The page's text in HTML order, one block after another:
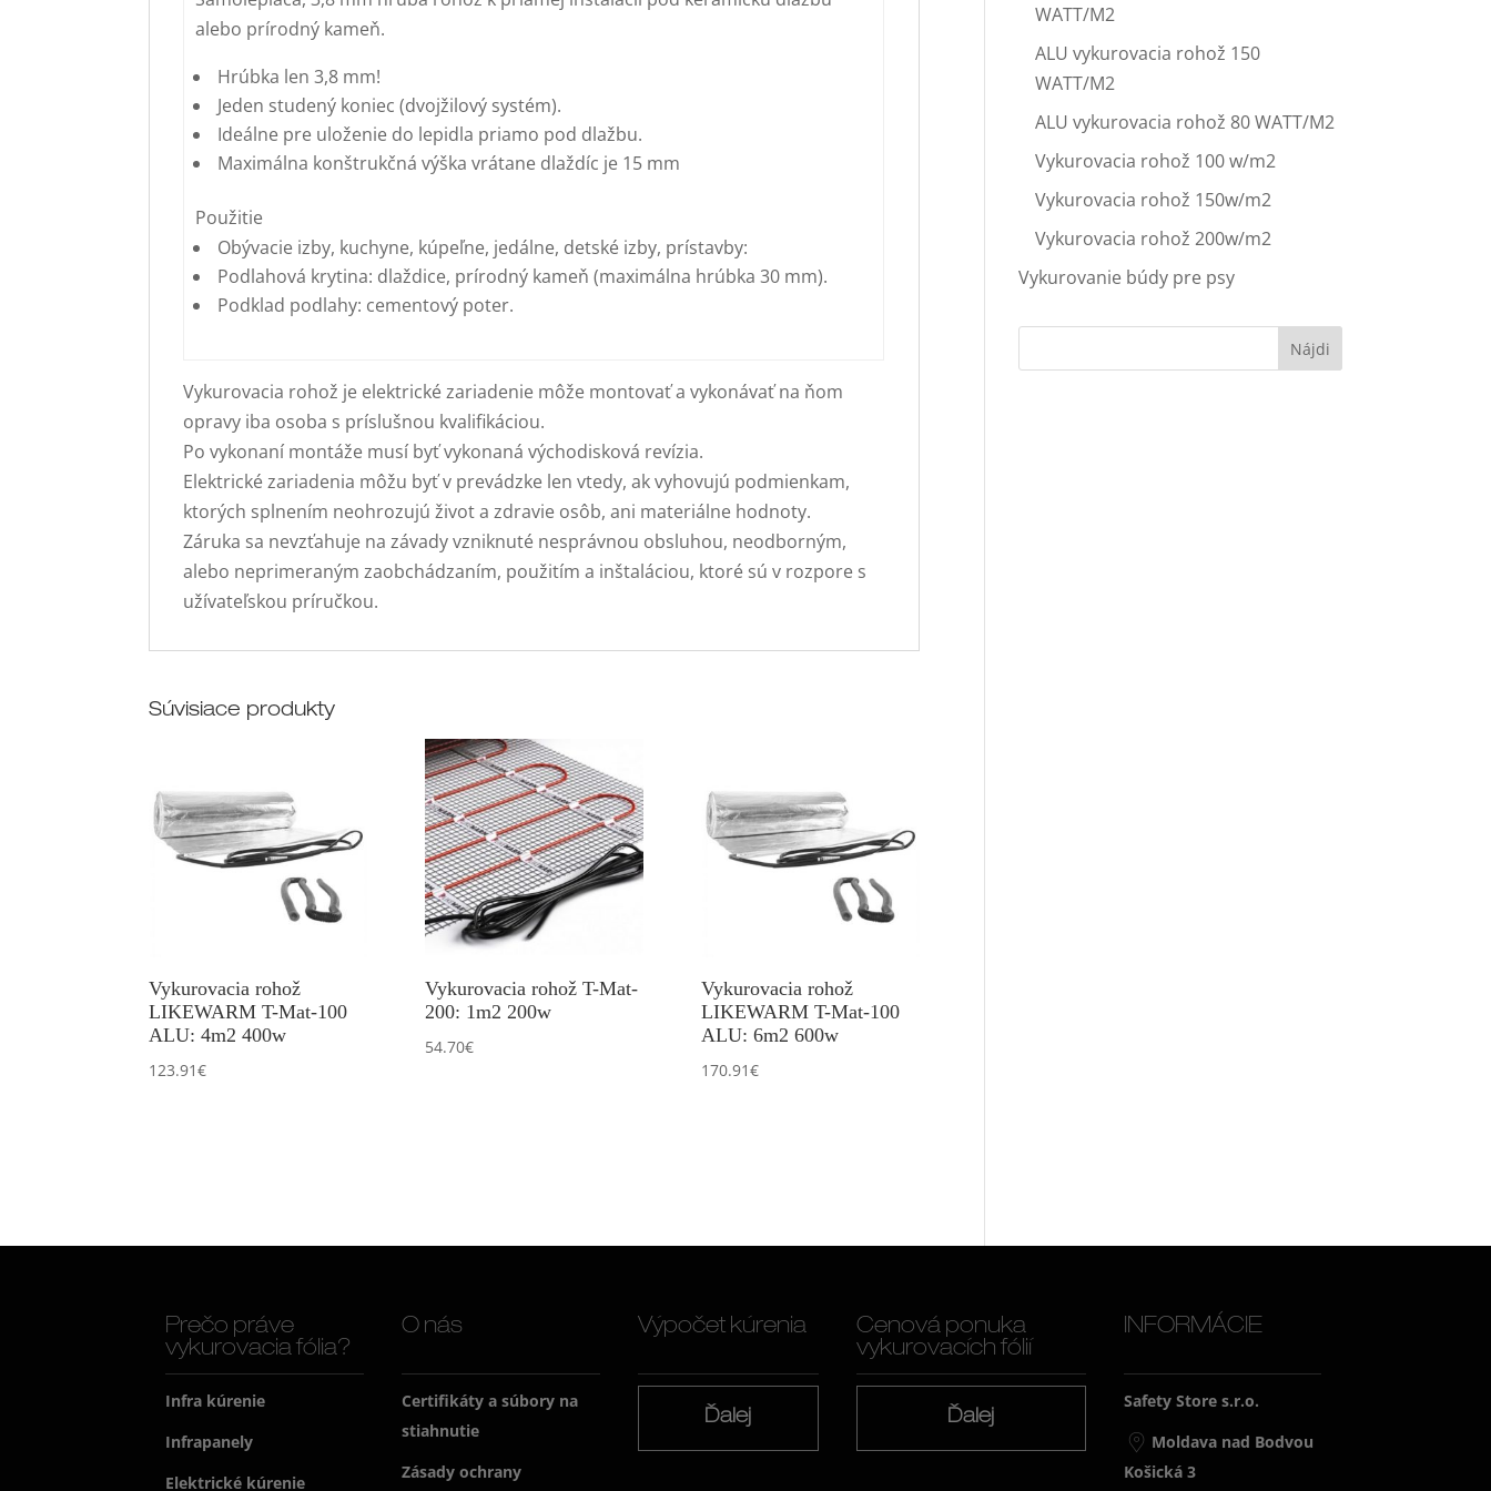
alebo prírodný kameň.
Hrúbka len 3,8 mm!
Jeden studený koniec (dvojžilový systém).
Ideálne pre uloženie do lepidla priamo pod dlažbu.
Maximálna konštrukčná výška vrátane dlaždíc je 15 mm
Použitie
Obývacie izby, kuchyne, kúpeľne, jedálne, detské izby, prístavby:
Podlahová krytina: dlaždice, prírodný kameň (maximálna hrúbka 30 mm).
Podklad podlahy: cementový poter.
Vykurovacia rohož je elektrické zariadenie môže montovať a vykonávať na ňom
opravy iba osoba s príslušnou kvalifikáciou.
Po vykonaní montáže musí byť vykonaná východisková revízia.
Elektrické zariadenia môžu byť v prevádzke len vtedy, ak vyhovujú podmienkam,
ktorých splnením neohrozujú život a zdravie osôb, ani materiálne hodnoty.
Záruka sa nevzťahuje na závady vzniknuté nesprávnou obsluhou, neodborným,
alebo neprimeraným zaobchádzaním, použitím a inštaláciou, ktoré sú v rozpore s
užívateľskou príručkou.
Súvisiace produkty
Vykurovacia rohož
LIKEWARM T-Mat-100
ALU: 4m2 400w
123.91€
Vykurovacia rohož T-Mat-
200: 1m2 200w
54.70€
Vykurovacia rohož
LIKEWARM T-Mat-100
ALU: 6m2 600w
170.91€
WATT/M2
ALU vykurovacia rohož 150
WATT/M2
ALU vykurovacia rohož 80 WATT/M2
Vykurovacia rohož 100 w/m2
Vykurovacia rohož 150w/m2
Vykurovacia rohož 200w/m2
Vykurovanie búdy pre psy
Prečo práve
vykurovacia fólia?
Infra kúrenie
Infrapanely
Elektrické kúrenie
O nás
Certifikáty a súbory na
stiahnutie
Zásady ochrany
Výpočet kúrenia
Ďalej
Cenová ponuka
vykurovacích fólií
Ďalej
INFORMÁCIE
Safety Store s.r.o.
Moldava nad Bodvou
Košická 3